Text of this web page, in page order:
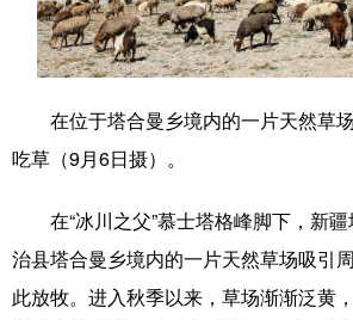
食品 人居 信息化
城市 旅游 能源
公益 一带一路 亚太网
文化产业
在位于塔合曼乡境内的一片天然草
吃草（9月6日摄）。
在“冰川之父”慕士塔格峰脚下，新疆
治县塔合曼乡境内的一片天然草场吸引
此放牧。进入秋季以来，草场渐渐泛黄